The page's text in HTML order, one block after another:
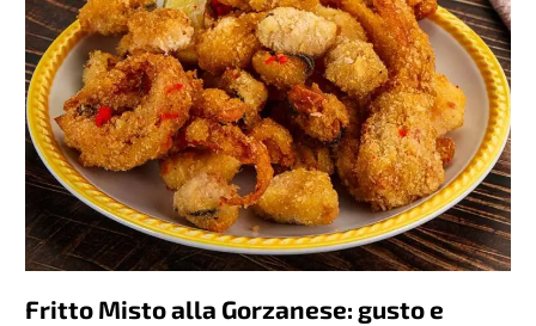
Fritto Misto alla Gorzanese: gusto e